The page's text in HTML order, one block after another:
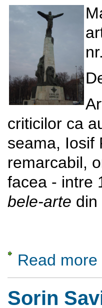
criticilor ca
seama, Iosif
remarcabil,
facea - intre
bele-arte din
Read more
Sorin